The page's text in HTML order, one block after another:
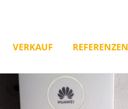
VERKAUF REFERENZEN